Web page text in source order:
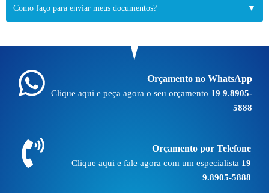
Como faço para enviar meus documentos? ▼
Orçamento no WhatsApp
Clique aqui e peça agora o seu orçamento 19 9.8905-
5888
Orçamento por Telefone
Clique aqui e fale agora com um especialista 19
9.8905-5888